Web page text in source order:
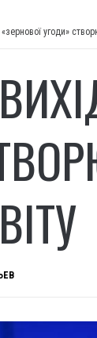
«зернової угоди»